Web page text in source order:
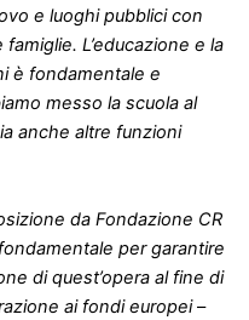
e luoghi pubblici con
L’educazione e la
è fondamentale e
messo la scuola al
anche altre funzioni
da Fondazione CR
per garantire
di quest’opera al fine di
ai fondi europei–